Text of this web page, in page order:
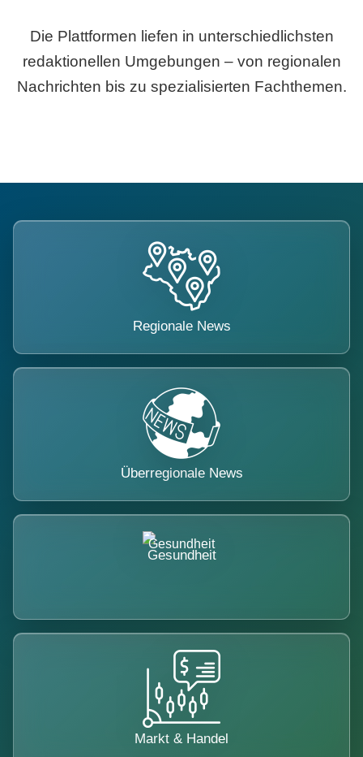
Die Plattformen liefen in unterschiedlichsten
redaktionellen Umgebungen – von regionalen
Nachrichten bis zu spezialisierten Fachthemen.
Regionale News
Überregionale News
Gesundheit
Markt & Handel